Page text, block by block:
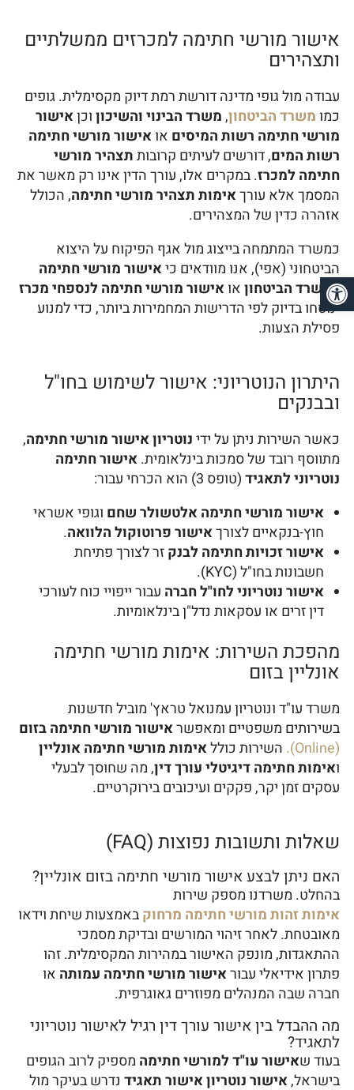
אישור מורשי חתימה למכרזים ממשלתיים
ותצהירים
עבודה מול גופי מדינה דורשת רמת דיוק מקסימלית. גופים
כמומשרד הביטחון,משרד הבינוי והשיכוןוכןאישור
מורשי חתימה רשות המיסים אואישור מורשי חתימה
רשות המים, דורשים לעיתים קרובותתצהיר מורשי
חתימה למכרז. במקרים אלו, עורך הדין אינו רק מאשר את
המסמך אלא עורךאימות תצהיר מורשי חתימה, הכולל
אזהרה כדין של המצהירים.
כמשרד המתמחה בייצוג מול אגף הפיקוח על היצוא
הביטחוני (אפי), אנו מוודאים כיאישור מורשי חתימה
למשרד הביטחוןאואישור מורשי חתימה לנספחי מכרז
ינוסחו בדיוק לפי הדרישות המחמירות ביותר, כדי למנוע
פסילת הצעות.
היתרון הנוטריוני: אישור לשימוש בחו"ל
ובבנקים
כאשר השירות ניתן על ידינוטריון אישור מורשי חתימה,
מתווסף רובד של סמכות בינלאומית.אישור חתימה
נוטריוני לתאגיד(טופס 3) הוא הכרחי עבור:
אישור מורשי חתימה אלטשולר שחם וגופי אשראי
חוץ-בנקאיים לצורךאישור פרוטוקול הלוואה.
אישור זכויות חתימה לבנקזר לצורך פתיחת
חשבונות בחו"ל (KYC).
אישור נוטריוני לחו"ל חברה עבור ייפויי כוח לעורכי
דין זרים או עסקאות נדל"ן בינלאומיות.
מהפכת השירות: אימות מורשי חתימה
אונליין בזום
משרד עו"ד ונוטריון עמנואל טראץ' מוביל חדשנות
בשירותים משפטיים ומאפשראישור מורשי חתימה בזום
(Online).
השירות כוללאימות מורשי חתימה אונליין
ואימות חתימה דיגיטלי עורך דין, מה שחוסך לבעלי
עסקים זמן יקר, פקקים ועיכובים בירוקרטיים.
שאלות ותשובות נפוצות (FAQ)
האם ניתן לבצע אישור מורשי חתימה בזום אונליין?
בהחלט. משרדנו מספק שירות
אימות זהות מורשי חתימה מרחוקבאמצעות שיחת וידאו
מאובטחת. לאחר זיהוי המורשים ובדיקת מסמכי
ההתאגדות, מונפק האישור במהירות המקסימלית. זהו
פתרון אידיאלי עבוראישור מורשי חתימה עמותה או
חברה שבה המנהלים מפוזרים גאוגרפית.
מה ההבדל בין אישור עורך דין רגיל לאישור נוטריוני
לתאגיד?
בעוד שאישור עו"ד למורשי חתימה מספיק לרוב הגופים
בישראל,אישור נוטריון אישור תאגידנדרש בעיקר מול
פתח סרגל נגישות